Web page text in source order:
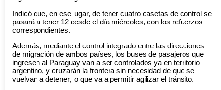
Indicó que, en ese lugar, de tener cuatro casetas de control se
pasará a tener 12 desde el día miércoles, con los refuerzos
correspondientes.
Además, mediante el control integrado entre las direcciones
de migración de ambos países, los buses de pasajeros que
ingresen al Paraguay van a ser controlados ya en territorio
argentino, y cruzarán la frontera sin necesidad de que se
vuelvan a detener, lo que va a permitir agilizar el tránsito.